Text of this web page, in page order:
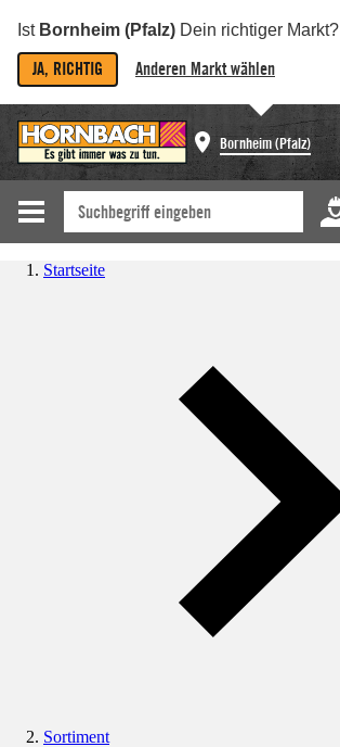
Ist Bornheim (Pfalz) Dein richtiger Markt?
JA, RICHTIG Anderen Markt wählen
Bornheim (Pfalz)
Startseite
Sortiment